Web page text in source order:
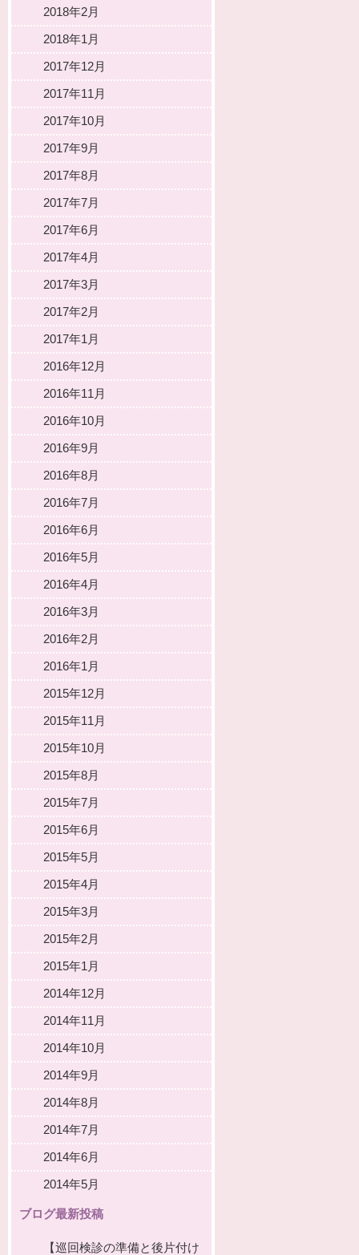
2018年2月
2018年1月
2017年12月
2017年11月
2017年10月
2017年9月
2017年8月
2017年7月
2017年6月
2017年4月
2017年3月
2017年2月
2017年1月
2016年12月
2016年11月
2016年10月
2016年9月
2016年8月
2016年7月
2016年6月
2016年5月
2016年4月
2016年3月
2016年2月
2016年1月
2015年12月
2015年11月
2015年10月
2015年8月
2015年7月
2015年6月
2015年5月
2015年4月
2015年3月
2015年2月
2015年1月
2014年12月
2014年11月
2014年10月
2014年9月
2014年8月
2014年7月
2014年6月
2014年5月
ブログ最新投稿
【巡回検診の準備と後片付け